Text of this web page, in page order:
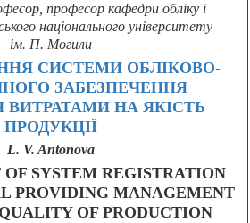
професор кафедри обліку і
національного університету
ім. П. Могили
СИСТЕМИ ОБЛІКОВО-
ЗАБЕЗПЕЧЕННЯ
ВИТРАТАМИ НА ЯКІСТЬ
ПРОДУКЦІЇ
L. V. Antonova
SYSTEM REGISTRATION
PROVIDING MANAGEMENT
OF PRODUCTION